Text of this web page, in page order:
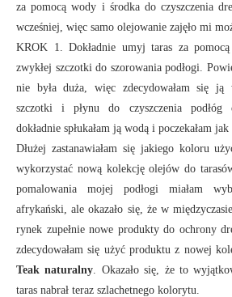
za pomocą wody i środka do czyszczenia
wcześniej, więc samo olejowanie zajęło mi
KROK 1. Dokładnie umyj taras za
zwykłej szczotki do szorowania podłogi.
nie była duża, więc zdecydowałam się ją
szczotki i płynu do czyszczenia podłóg
dokładnie spłukałam ją wodą i poczekałam
Dłużej zastanawiałam się jakiego koloru
wykorzystać nową kolekcję olejów do
pomalowania mojej podłogi miałam
afrykański, ale okazało się, że w
rynek zupełnie nowe produkty do ochrony
zdecydowałam się użyć produktu z nowej
Teak naturalny. Okazało się, że to
taras nabrał teraz szlachetnego kolorytu.